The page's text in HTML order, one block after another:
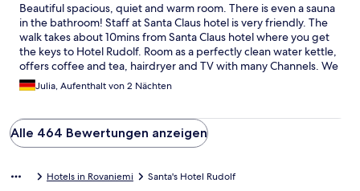
Beautiful spacious, quiet and warm room. There is even a sauna
in the bathroom! Staff at Santa Claus hotel is very friendly. The
walk takes about 10mins from Santa Claus hotel where you get
the keys to Hotel Rudolf. Room as a perfectly clean water kettle,
offers coffee and tea, hairdryer and TV with many Channels. We
stayed there twice within 1 week and everything was wonderful.
Would come again any time!
Julia, Aufenthalt von 2 Nächten
Alle 464 Bewertungen anzeigen
Hotels in Rovaniemi Santa's Hotel Rudolf